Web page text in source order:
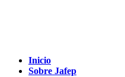
Inicio
Sobre Jafep